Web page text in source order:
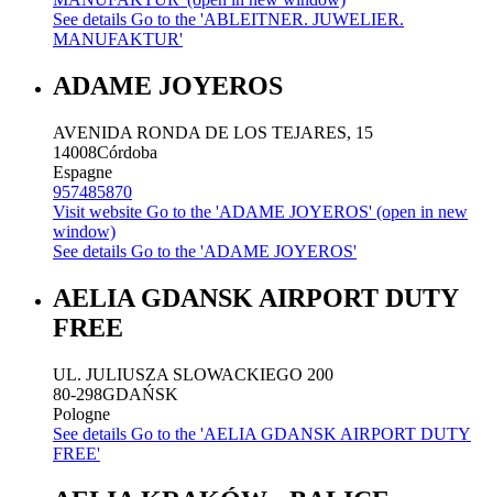
See details Go to the 'ABLEITNER. JUWELIER.
MANUFAKTUR'
ADAME JOYEROS
AVENIDA RONDA DE LOS TEJARES, 15
14008Córdoba
Espagne
957485870
Visit website Go to the 'ADAME JOYEROS' (open in new
window)
See details Go to the 'ADAME JOYEROS'
AELIA GDANSK AIRPORT DUTY
FREE
UL. JULIUSZA SLOWACKIEGO 200
80-298GDAŃSK
Pologne
See details Go to the 'AELIA GDANSK AIRPORT DUTY
FREE'